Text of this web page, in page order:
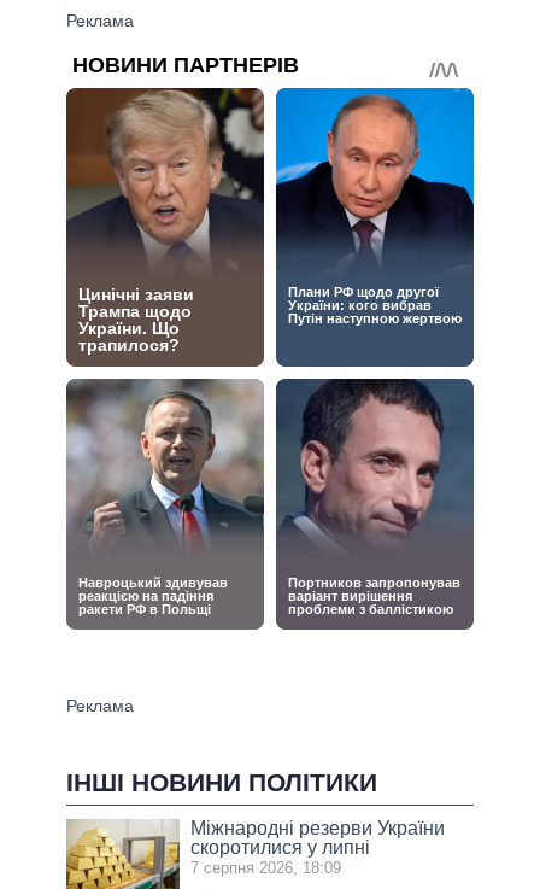
ІНШІ НОВИНИ ПОЛІТИКИ
Міжнародні резерви України
скоротилися у липні
7 серпня 2026, 18:09